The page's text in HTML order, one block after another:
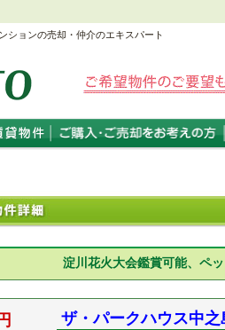
ションの売却・仲介のエキスパート
淀川花火大会鑑賞可能、ペ
ザ・パークハウス中之